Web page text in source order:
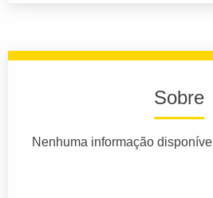
Sobre
Nenhuma informação